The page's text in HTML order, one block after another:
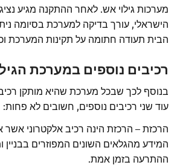
מערכות גילוי אש. לאחר ההתקנה מגיע
הישראלי, עורך בדיקה למערכת בסיומה
הבית תעודה חתומה על תקינות המערכת
רכיבים נוספים במערכת
בנוסף לכך שבכל מערכת שהיא מותקן רכיב
עוד שני רכיבים נוספים, חשובים לא פחות:
הרכזת – הרכזת הינה רכיב אלקטרוני
המידע מהגלאים השונים המפוזרים
ההתרעה בזמן אמת.